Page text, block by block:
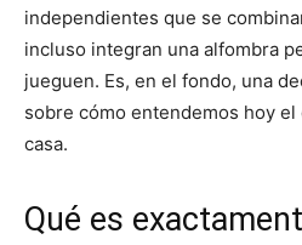
independientes que se
incluso integran una alfombra
jueguen. Es, en el fondo, una
sobre cómo entendemos hoy el
casa.
Qué es